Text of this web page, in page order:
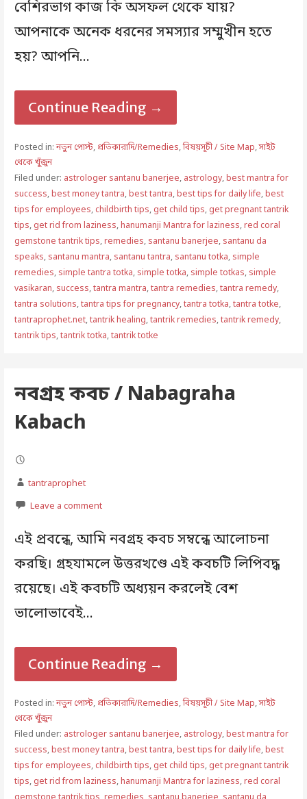
বেশিরভাগ কাজ কি অসফল থেকে যায়?
আপনাকে অনেক ধরনের সমস্যার সম্মুখীন হতে
হয়? আপনি…
Continue Reading →
Posted in:নতুন পোস্ট, প্রতিকারাদি/Remedies,বিষয়সূচী / Site Map,সাইট
থেকে খুঁজুন
Filed under: astrologer santanu banerjee, astrology,best mantra for
success,best money tantra,best tantra,best tips for daily life,best
tips for employees, childbirth tips, get child tips, get pregnant tantrik
tips, get rid from laziness,hanumanji Mantra for laziness,red coral
gemstone tantrik tips,remedies, santanu banerjee, santanu da
speaks, santanu mantra, santanu tantra, santanu totka, simple
remedies, simple tantra totka, simple totka, simple totkas, simple
vasikaran, success,tantra mantra,tantra remedies,tantra remedy,
tantra solutions,tantra tips for pregnancy,tantra totka,tantra totke,
tantraprophet.net,tantrik healing,tantrik remedies,tantrik remedy,
tantrik tips,tantrik totka,tantrik totke
নবগ্রহ কবচ / Nabagraha
Kabach
tantraprophet
Leave a comment
এই প্রবন্ধে, আমি নবগ্রহ কবচ সম্বন্ধে আলোচনা
করছি। গ্রহযামলে উত্তরখণ্ডে এই কবচটি লিপিবদ্ধ
রয়েছে। এই কবচটি অধ্যয়ন করলেই বেশ
ভালোভাবেই…
Continue Reading →
Posted in:নতুন পোস্ট, প্রতিকারাদি/Remedies,বিষয়সূচী / Site Map,সাইট
থেকে খুঁজুন
Filed under: astrologer santanu banerjee, astrology,best mantra for
success,best money tantra,best tantra,best tips for daily life,best
tips for employees, childbirth tips, get child tips, get pregnant tantrik
tips, get rid from laziness,hanumanji Mantra for laziness,red coral